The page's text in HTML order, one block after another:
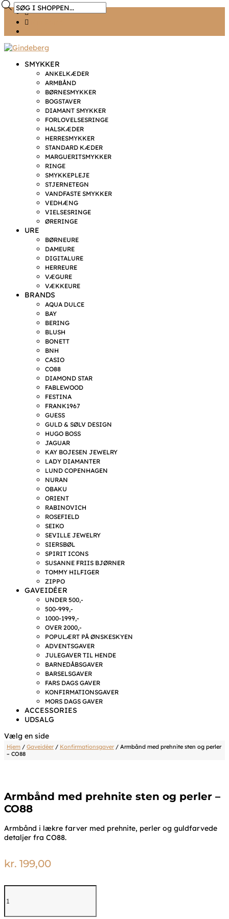
Ønskeliste
SMYKKER
ANKELKÆDER
ARMBÅND
BØRNESMYKKER
BOGSTAVER
DIAMANT SMYKKER
FORLOVELSESRINGE
HALSKÆDER
HERRESMYKKER
STANDARD KÆDER
MARGUERITSMYKKER
RINGE
SMYKKEPLEJE
STJERNETEGN
VANDFASTE SMYKKER
VEDHÆNG
VIELSESRINGE
ØRERINGE
URE
BØRNEURE
DAMEURE
DIGITALURE
HERREURE
VÆGURE
VÆKKEURE
BRANDS
AQUA DULCE
BAY
BERING
BLUSH
BONETT
BNH
CASIO
CO88
DIAMOND STAR
FABLEWOOD
FESTINA
FRANK1967
GUESS
GULD & SØLV DESIGN
HUGO BOSS
JAGUAR
KAY BOJESEN JEWELRY
LADY DIAMANTER
LUND COPENHAGEN
NURAN
OBAKU
ORIENT
RABINOVICH
ROSEFIELD
SEIKO
SEVILLE JEWELRY
SIERSBØL
SPIRIT ICONS
SUSANNE FRIIS BJØRNER
TOMMY HILFIGER
ZIPPO
GAVEIDÉER
UNDER 500,-
500-999,-
1000-1999,-
OVER 2000,-
POPULÆRT PÅ ØNSKESKYEN
ADVENTSGAVER
JULEGAVER TIL HENDE
BARNEDÅBSGAVER
BARSELSGAVER
FARS DAGS GAVER
KONFIRMATIONSGAVER
MORS DAGS GAVER
ACCESSORIES
UDSALG
Vælg en side
Products
search
Hjem / Gaveidéer/ Konfirmationsgaver/ Armbånd med prehnite sten og perler
– CO88
Armbånd med prehnite sten og perler –
CO88
Armbånd i lækre farver med prehnite, perler og guldfarvede
detaljer fra CO88.
kr. 199,00
med
sten